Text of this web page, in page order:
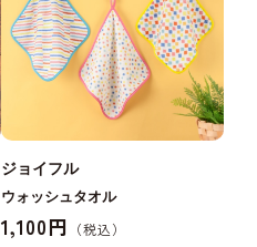
ジョイフル
ウォッシュタオル
1,100円